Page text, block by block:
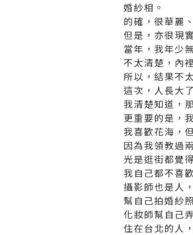
婚紗相。
的確，很華麗
但是，亦很現
當年，我年少
不太清楚，內
所以，結果不
這次，人長大
我清楚知道，
更重要的是，
我喜歡花海，
因為我領教過
光是逛街都覺
我自己都不喜
攝影師也是人
幫自己拍婚紗
化妝師幫自己
住在台北的人